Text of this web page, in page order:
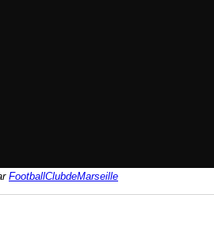
FootballClubdeMarseille